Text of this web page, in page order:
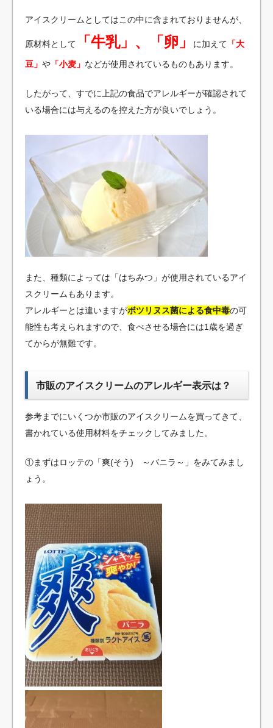
アイスクリームとしてはこの中に含まれておりませんが、
原材料として 「牛乳」、「卵」 に加えて 「大
豆」 や 「小麦」 などが使用されているものもあります。
したがって、すでに上記の食品でアレルギーが確認されて
いる場合には与えるのを控えた方が良いでしょう。
また、種類によっては「はちみつ」が使用されているアイ
スクリームもあります。
アレルギーとは違いますがボツリヌス菌による食中毒の可
能性も考えられますので、食べさせる場合には1歳を過ぎ
てからが無難です。
市販のアイスクリームのアレルギー表示は？
参考までにいくつか市販のアイスクリームを買ってきて、
書かれている使用材料をチェックしてみました。
①まずはロッテの「爽(そう) ～バニラ～」をみてみまし
ょう。